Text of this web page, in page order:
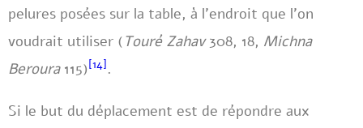
pelures posées sur la table, à l’endroit que l’on
voudrait utiliser (Touré Zahav308, 18, Michna
Beroura115) [14] .
Si le but du déplacement est de répondre aux